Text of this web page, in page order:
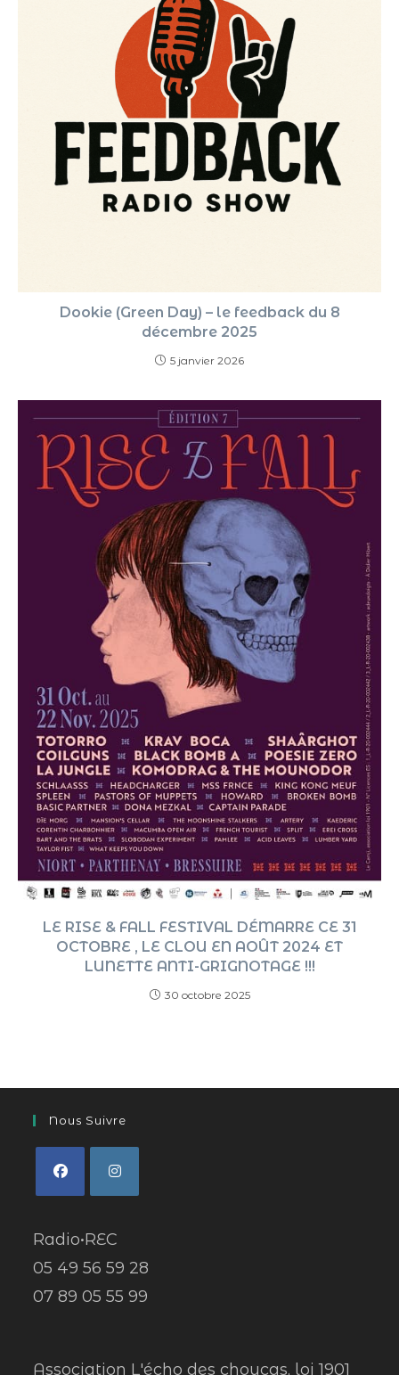
Dookie (Green Day) – le feedback du 8
décembre 2025
5 janvier 2026
LE RISE & FALL FESTIVAL DÉMARRE CE 31
OCTOBRE , LE CLOU EN AOÛT 2024 ET
LUNETTE ANTI-GRIGNOTAGE !!!
30 octobre 2025
Nous Suivre
Radio•REC
05 49 56 59 28
07 89 05 55 99
Association L'écho des choucas, loi 1901